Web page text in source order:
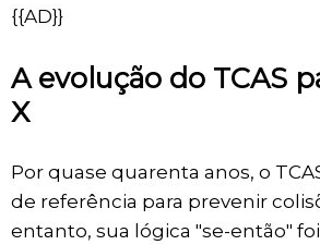
{{AD}}
A evolução do TCAS
X
Por quase quarenta anos, o
de referência para prevenir
entanto, sua lógica "se-então"